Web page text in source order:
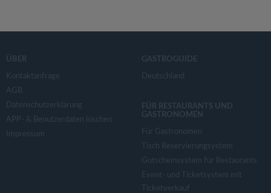
ÜBER
Kontaktanfrage
AGB
Datenschutzerklärung
APP- & Benutzerdaten löschen
Impressum
GASTROGUIDE
Deutschland
FÜR RESTAURANTS UND
GASTRONOMEN
Für Gastronomen
Tisch Reservierungsystem
Gutscheinsystem für Restaurants
Event- und Ticketsystem mit
Ticketverkauf